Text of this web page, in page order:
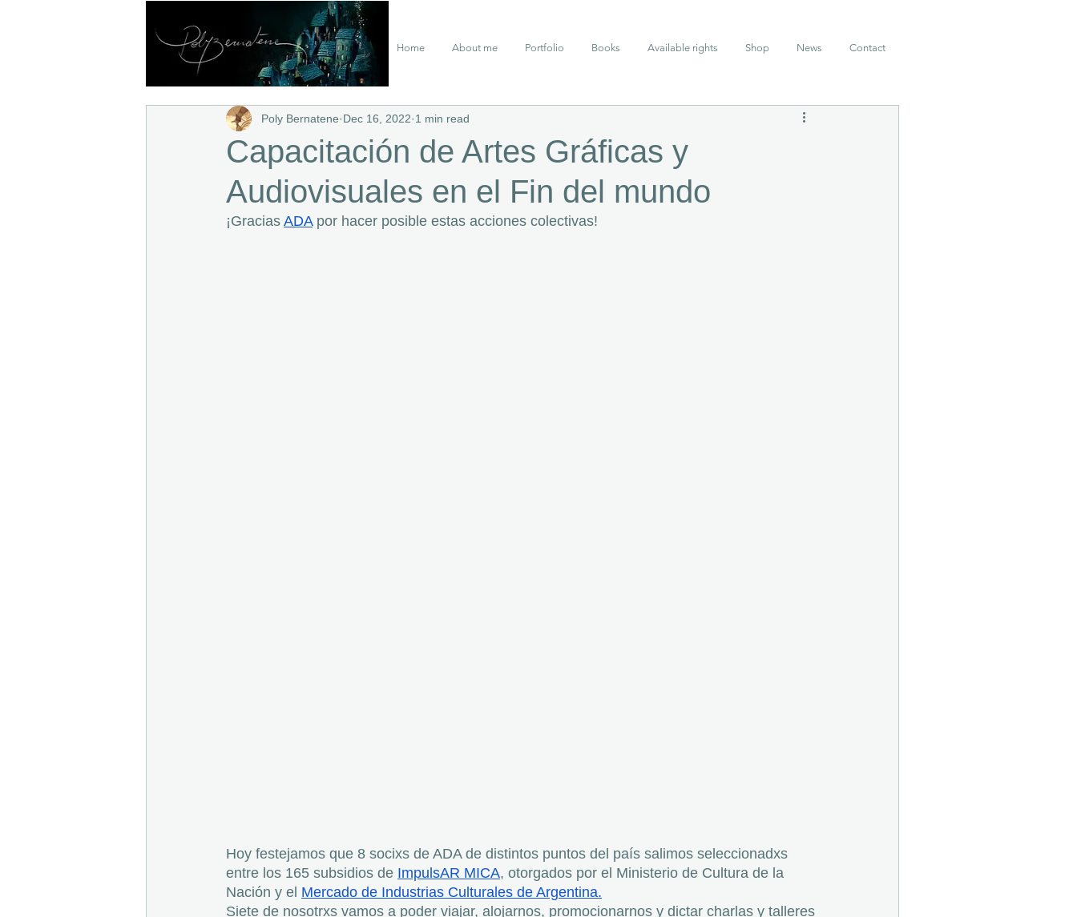
Home About me Portfolio Books Available rights Shop News Contact
Capacitación de Artes Gráficas y
Audiovisuales en el Fin del mundo
Poly Bernatene Dec 16, 2022 1 min read
¡Gracias ADA por hacer posible estas acciones colectivas!
Hoy festejamos que 8 socixs de ADA de distintos puntos del país salimos seleccionadxs
entre los 165 subsidios de ImpulsAR MICA, otorgados por el Ministerio de Cultura de la
Nación y el Mercado de Industrias Culturales de Argentina.
Siete de nosotrxs vamos a poder viajar, alojarnos, promocionarnos y dictar charlas y talleres